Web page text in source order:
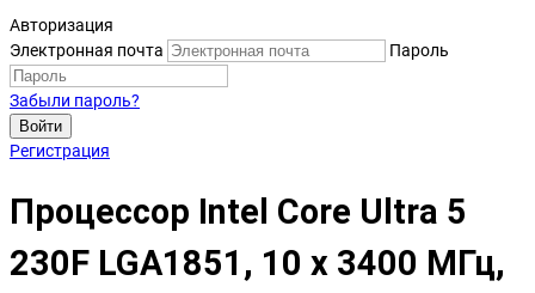
Авторизация
Электронная почта
Пароль
Забыли пароль?
Войти
Регистрация
Процессор Intel Core Ultra 5
230F LGA1851, 10 x 3400 МГц,